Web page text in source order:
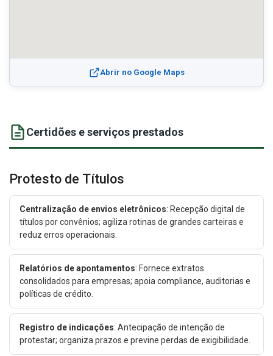
Abrir no Google Maps
Certidões e serviços prestados
Protesto de Títulos
Centralização de envios eletrônicos: Recepção digital de
títulos por convênios; agiliza rotinas de grandes carteiras e
reduz erros operacionais.
Relatórios de apontamentos: Fornece extratos
consolidados para empresas; apoia compliance, auditorias e
políticas de crédito.
Registro de indicações: Antecipação de intenção de
protestar; organiza prazos e previne perdas de exigibilidade.